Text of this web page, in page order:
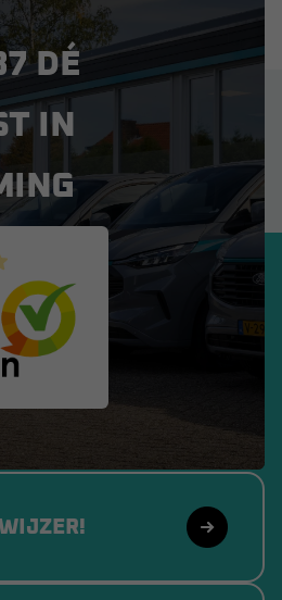
DÉ
IN